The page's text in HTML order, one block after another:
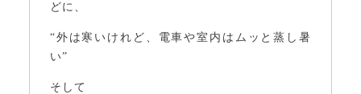
どに、
“外は寒いけれど、電車や室内はムッと蒸し暑
い”
そして